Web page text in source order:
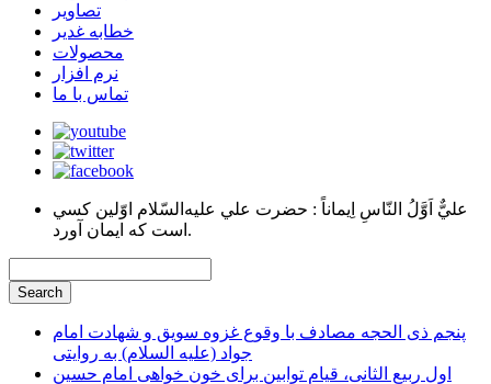
تصاویر
خطابه غدیر
محصولات
نرم افزار
تماس با ما
عليٌّ اَوَّلُ النّاسِ اِيماناً : حضرت علي عليه‌السّلام اوّلين كسي
است كه ايمان آورد.
پنجم ذی الحجه مصادف با وقوع غزوه سویق و شهادت امام
جواد (علیه السلام) به روایتی
اول ربیع الثانی، قیام توابین برای خون خواهی امام حسین